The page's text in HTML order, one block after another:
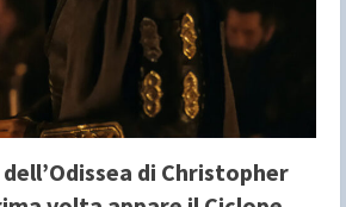
di Christopher